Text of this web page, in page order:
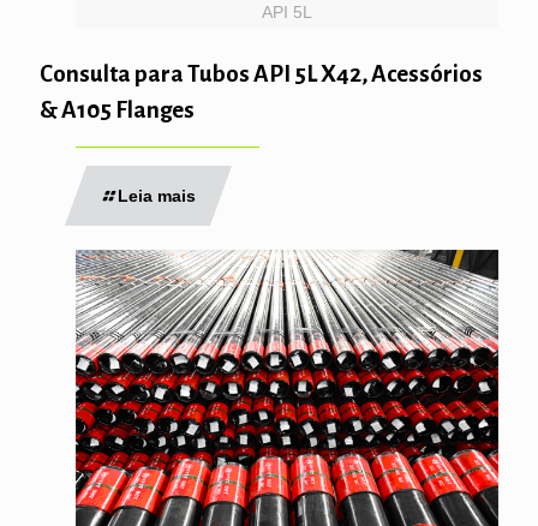
API 5L
Consulta para Tubos API 5L X42, Acessórios
& A105 Flanges
Leia mais